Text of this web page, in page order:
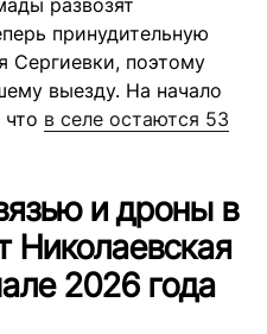
развозят
принудительную
Сергиевки, поэтому
выезду. На начало
в селе остаются 53
и дроны в
Николаевская
2026 года